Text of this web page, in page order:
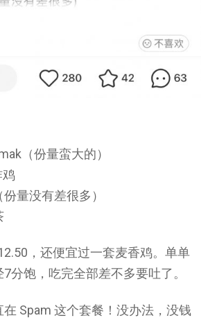
（份量蛮大的）
鸡
量没有差很多）
，还便宜过一套麦香鸡。单单
分饱，吃完全部差不多要吐了。
Spam 这个套餐！没办法，没钱